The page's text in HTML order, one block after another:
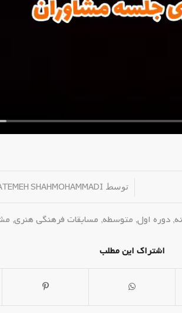
توسط SHAHMOHAMMADI
,دوره اول, متوسطه, مسابقات فرهنگی هنری,
اشتراک این مطلب